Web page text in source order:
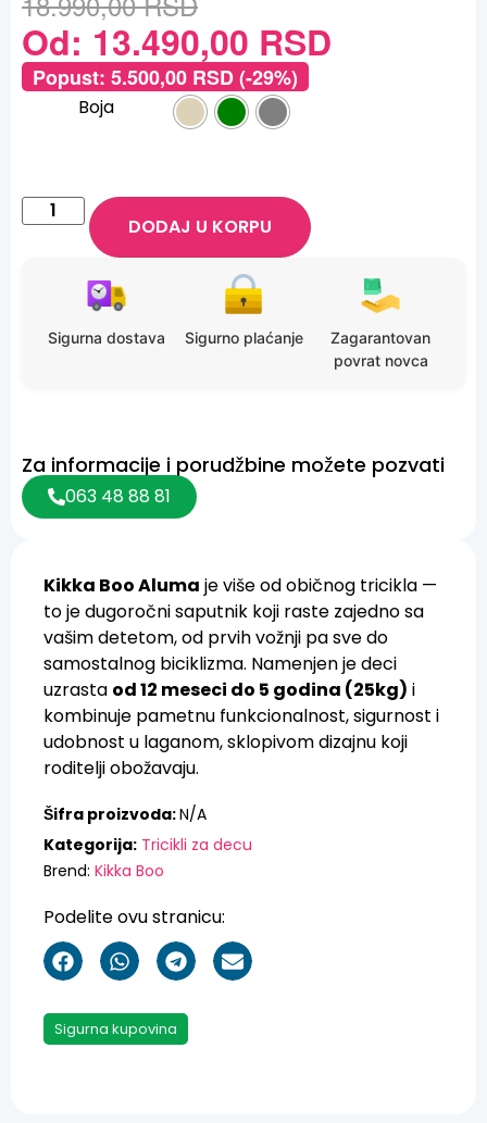
Kikka Boo Aluma je više od običnog tricikla —
to je dugoročni saputnik koji raste zajedno sa
vašim detetom, od prvih vožnji pa sve do
samostalnog biciklizma. Namenjen je deci
uzrasta od 12 meseci do 5 godina (25kg) i
kombinuje pametnu funkcionalnost, sigurnost i
udobnost u laganom, sklopivom dizajnu koji
roditelji obožavaju.
Šifra proizvoda:N/A
Kategorija: Tricikli za decu
Brend: Kikka Boo
Podelite ovu stranicu:
Sigurna kupovina
Od: 13.490,00 RSD
Popust: 5.500,00 RSD(-29%)
Boja
DODAJ U KORPU
Sigurna dostava Sigurno plaćanje
Zagarantovan
povrat novca
Za informacije i porudžbine možete pozvati
063 48 88 81